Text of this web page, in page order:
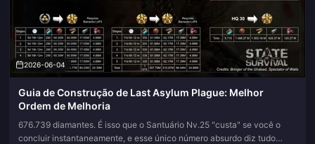
2026-06-04
Guia de Construção de Last Asylum Plague: Melhor
Ordem de Melhoria
676.739 diamantes. É isso que o Santuário Nv.25 "custa" se você o
concluir instantaneamente, e esse único número absurdo diz tudo